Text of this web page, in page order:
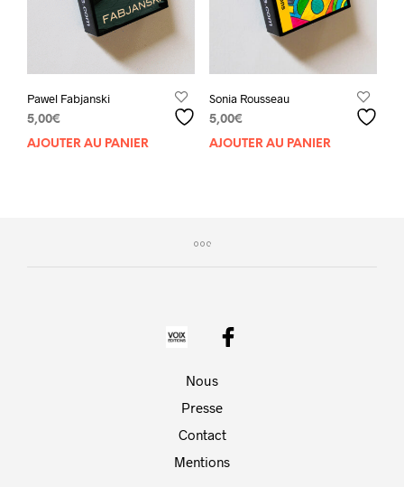
Pawel Fabjanski
5,00€
AJOUTER AU PANIER
Sonia Rousseau
5,00€
AJOUTER AU PANIER
Nous
Presse
Contact
Mentions